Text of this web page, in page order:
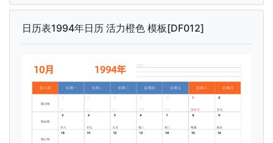
日历表1994年日历 活力橙色 模板[DF012]